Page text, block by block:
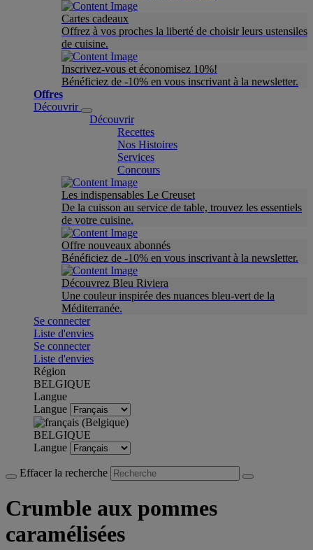
Cartes cadeaux
Offrez à vos proches la liberté de choisir leurs ustensiles
de cuisine.
Inscrivez-vous et économisez 10%!
Bénéficiez de -10% en vous inscrivant à la newsletter.
Offres
Découvrir
Découvrir
Recettes
Nos Histoires
Services
Concours
Les indispensables Le Creuset
De la cuisson au service de table, trouvez les essentiels
de votre cuisine.
Offre nouveaux abonnés
Bénéficiez de -10% en vous inscrivant à la newsletter.
Découvrez Bleu Riviera
Une couleur inspirée des nuances bleu-vert de la
Méditerranée.
Se connecter
Liste d'envies
Se connecter
Liste d'envies
Région
BELGIQUE
Langue
Langue
BELGIQUE
Langue
Effacer la recherche
Crumble aux pommes
caramélisées